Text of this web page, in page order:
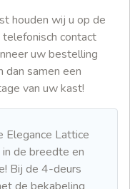
houden wij u op de
contact
uw bestelling
samen een
van uw kast!
Elegance Lattice
de breedte en
Bij de 4-deurs